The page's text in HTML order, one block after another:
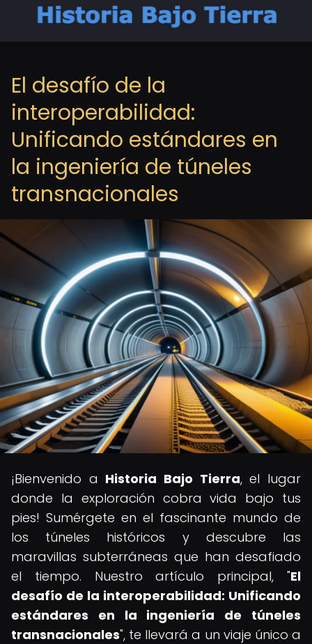
El desafío de la
interoperabilidad:
Unificando estándares en
la ingeniería de túneles
transnacionales
¡Bienvenido a Historia Bajo Tierra, el lugar
donde la exploración cobra vida bajo tus
pies! Sumérgete en el fascinante mundo de
los túneles históricos y descubre las
maravillas subterráneas que han desafiado
el tiempo. Nuestro artículo principal, "El
desafío de la interoperabilidad: Unificando
estándares en la ingeniería de túneles
transnacionales", te llevará a un viaje único a